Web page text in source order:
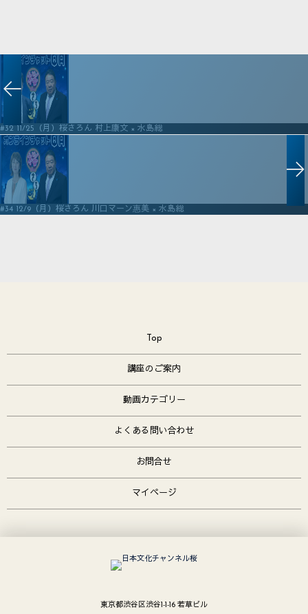
#32 11/25（月）桜さろん 村上康文 × 水島総
#34 12/9（月）桜さろん 川口マーン惠美 × 水島総
Top
講座のご案内
動画カテゴリー
よくある問い合わせ
お問合せ
マイページ
東京都渋谷区渋谷1-1-16 若草ビル